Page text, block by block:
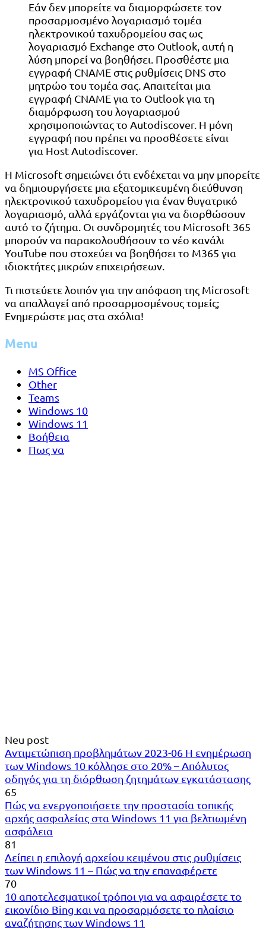
Εάν δεν μπορείτε να διαμορφώσετε τον
προσαρμοσμένο λογαριασμό τομέα
ηλεκτρονικού ταχυδρομείου σας ως
λογαριασμό Exchange στο Outlook, αυτή η
λύση μπορεί να βοηθήσει. Προσθέστε μια
εγγραφή CNAME στις ρυθμίσεις DNS στο
μητρώο του τομέα σας. Απαιτείται μια
εγγραφή CNAME για το Outlook για τη
διαμόρφωση του λογαριασμού
χρησιμοποιώντας το Autodiscover. Η μόνη
εγγραφή που πρέπει να προσθέσετε είναι
για Host Autodiscover.
Η Microsoft σημειώνει ότι ενδέχεται να μην μπορείτε
να δημιουργήσετε μια εξατομικευμένη διεύθυνση
ηλεκτρονικού ταχυδρομείου για έναν θυγατρικό
λογαριασμό, αλλά εργάζονται για να διορθώσουν
αυτό το ζήτημα. Οι συνδρομητές του Microsoft 365
μπορούν να παρακολουθήσουν το νέο κανάλι
YouTube που στοχεύει να βοηθήσει το M365 για
ιδιοκτήτες μικρών επιχειρήσεων.
Τι πιστεύετε λοιπόν για την απόφαση της Microsoft
να απαλλαγεί από προσαρμοσμένους τομείς;
Ενημερώστε μας στα σχόλια!
Menu
MS Office
Other
Teams
Windows 10
Windows 11
Βοήθεια
Πως να
Neu post
Αντιμετώπιση προβλημάτων 2023-06 Η ενημέρωση
των Windows 10 κόλλησε στο 20% – Απόλυτος
οδηγός για τη διόρθωση ζητημάτων εγκατάστασης
65
Πώς να ενεργοποιήσετε την προστασία τοπικής
αρχής ασφαλείας στα Windows 11 για βελτιωμένη
ασφάλεια
81
Λείπει η επιλογή αρχείου κειμένου στις ρυθμίσεις
των Windows 11 – Πώς να την επαναφέρετε
70
10 αποτελεσματικοί τρόποι για να αφαιρέσετε το
εικονίδιο Bing και να προσαρμόσετε το πλαίσιο
αναζήτησης των Windows 11